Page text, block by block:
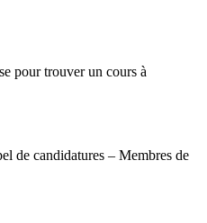
pour trouver un cours à